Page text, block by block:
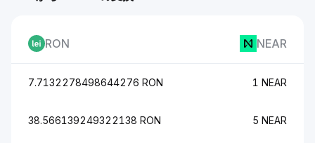
RON NEAR
7.7132278498644276 RON 1 NEAR
38.566139249322138 RON 5 NEAR